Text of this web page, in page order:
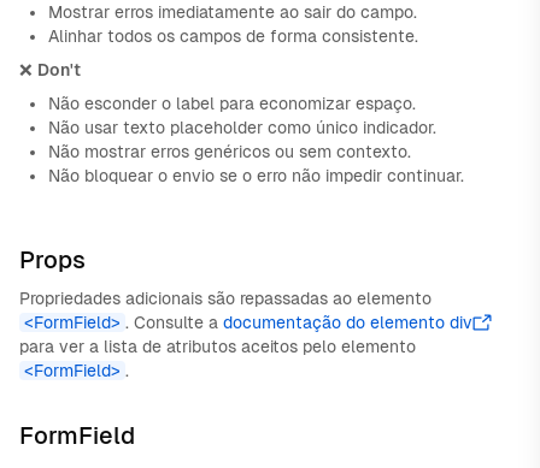
Mostrar erros imediatamente ao sair do campo.
Alinhar todos os campos de forma consistente.
❌ Don't
Não esconder o label para economizar espaço.
Não usar texto placeholder como único indicador.
Não mostrar erros genéricos ou sem contexto.
Não bloquear o envio se o erro não impedir continuar.
Props
Propriedades adicionais são repassadas ao elemento
<FormField> . Consulte a documentação do elemento div
para ver a lista de atributos aceitos pelo elemento
<FormField> .
FormField